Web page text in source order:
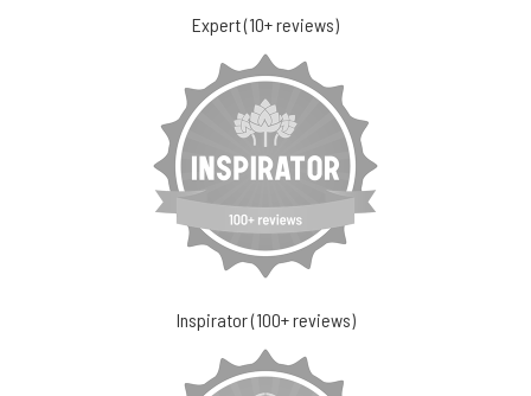
Expert (10+ reviews)
Inspirator (100+ reviews)